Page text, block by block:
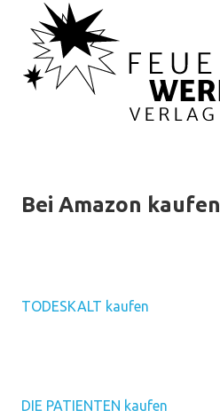
Bei Amazon kaufen
TODESKALT kaufen
DIE PATIENTEN kaufen